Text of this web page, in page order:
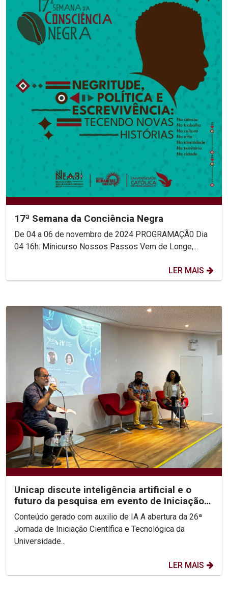
17ª Semana da Conciência Negra
De 04 a 06 de novembro de 2024 PROGRAMAÇÃ0 Dia
04 16h: Minicurso Nossos Passos Vem de Longe,...
LER MAIS
Unicap discute inteligência artificial e o
futuro da pesquisa em evento de Iniciação
Científica
Conteúdo gerado com auxilio de IA A abertura da 26ª
Jornada de Iniciação Científica e Tecnológica da
Universidade...
LER MAIS